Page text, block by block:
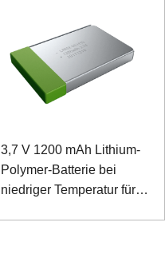
3,7 V 1200 mAh Lithium-
Polymer-Batterie bei
niedriger Temperatur für